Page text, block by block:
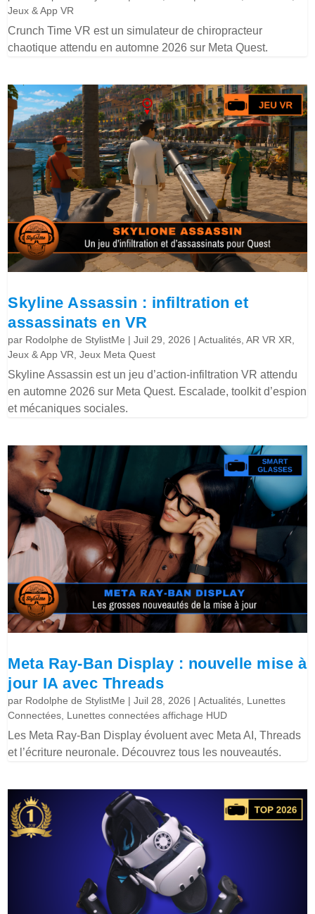
Jeux & App VR
Crunch Time VR est un simulateur de chiropracteur
chaotique attendu en automne 2026 sur Meta Quest.
Skyline Assassin : infiltration et
assassinats en VR
par Rodolphe de StylistMe |Juil 29, 2026 |Actualités ,AR VR XR
Jeux & App VR ,Jeux Meta Quest
Skyline Assassin est un jeu d’action-infiltration VR attendu
en automne 2026 sur Meta Quest. Escalade, toolkit d’espion
et mécaniques sociales.
Meta Ray-Ban Display : nouvelle mise à
jour IA avec Threads
par Rodolphe de StylistMe |Juil 28, 2026 |Actualités Lunettes
Connectées Lunettes connectées affichage HUD
Les Meta Ray-Ban Display évoluent avec Meta AI, Threads
et l’écriture neuronale. Découvrez tous les nouveautés.